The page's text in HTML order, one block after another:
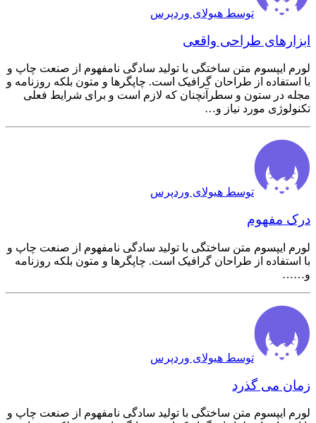
توسط هیولای وردپرس
ابزارهای طراحی واقعی
لورم ایپسوم متن ساختگی با تولید سادگی نامفهوم از صنعت چاپ و
با استفاده از طراحان گرافیک است. چاپگرها و متون بلکه روزنامه و
مجله در ستون و سطرآنچنان که لازم است و برای شرایط فعلی
تکنولوژی مورد نیاز و…
توسط هیولای وردپرس
درک مفهوم
لورم ایپسوم متن ساختگی با تولید سادگی نامفهوم از صنعت چاپ و
با استفاده از طراحان گرافیک است. چاپگرها و متون بلکه روزنامه
و……
توسط هیولای وردپرس
زمان می گذرد
لورم ایپسوم متن ساختگی با تولید سادگی نامفهوم از صنعت چاپ و